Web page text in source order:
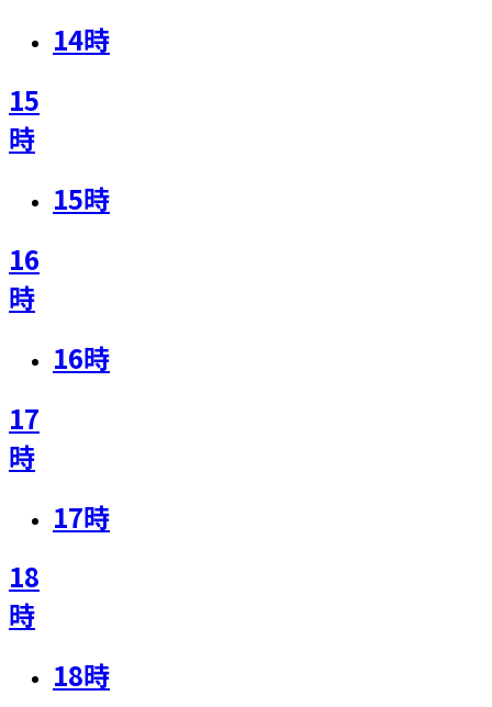
14時
15
時
15時
16
時
16時
17
時
17時
18
時
18時